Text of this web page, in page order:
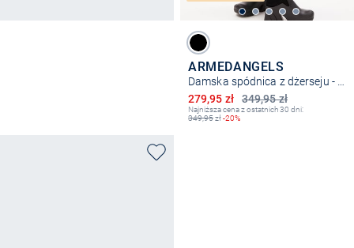
ARMEDANGELS
349,95 zł
Obniżona cena
279,95 zł
Najniższa cena z ostatnich 30 dni:
349,95zł-20%